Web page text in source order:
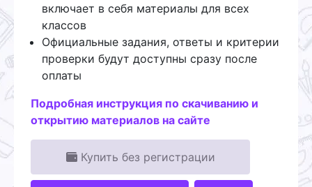
включает в себя материалы для всех
классов
Официальные задания, ответы и критерии
проверки будут доступны сразу после
оплаты
Подробная инструкция по скачиванию и
открытию материалов на сайте
Купить без регистрации